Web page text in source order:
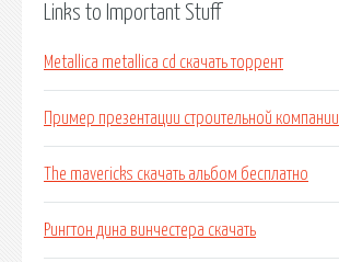
Links to Important Stuff
Metallica metallica cd скачать торрент
Пример презентации строительной компании
The mavericks скачать альбом бесплатно
Рингтон дина винчестера скачать